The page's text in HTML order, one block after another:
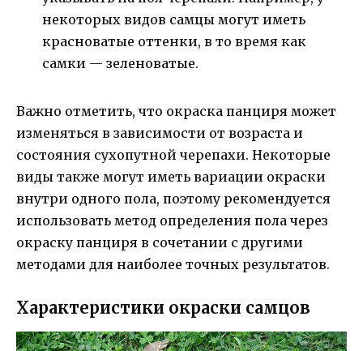
некоторых видов самцы могут иметь
красноватые оттенки, в то время как
самки — зеленоватые.
Важно отметить, что окраска панциря может
изменяться в зависимости от возраста и
состояния сухопутной черепахи. Некоторые
виды также могут иметь вариации окраски
внутри одного пола, поэтому рекомендуется
использовать метод определения пола через
окраску панциря в сочетании с другими
методами для наиболее точных результатов.
Характеристики окраски самцов